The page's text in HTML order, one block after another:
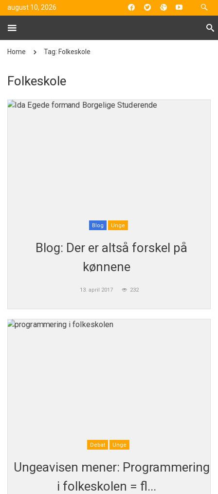
august 10, 2026
Home Tag: Folkeskole
Folkeskole
Blog Unge
Blog: Der er altså forskel på
kønnene
13. april 2017 232
Debat Unge
Ungeavisen mener: Programmering
i folkeskolen = fl...